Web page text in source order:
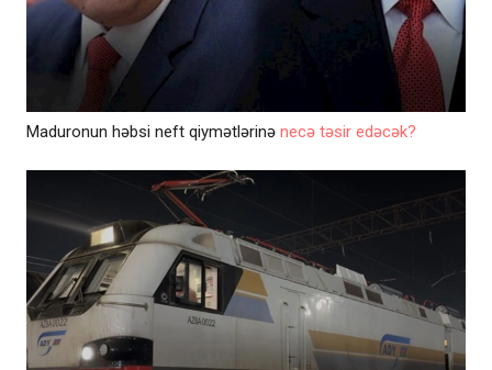
Maduronun həbsi neft qiymətlərinə necə təsir edəcək?